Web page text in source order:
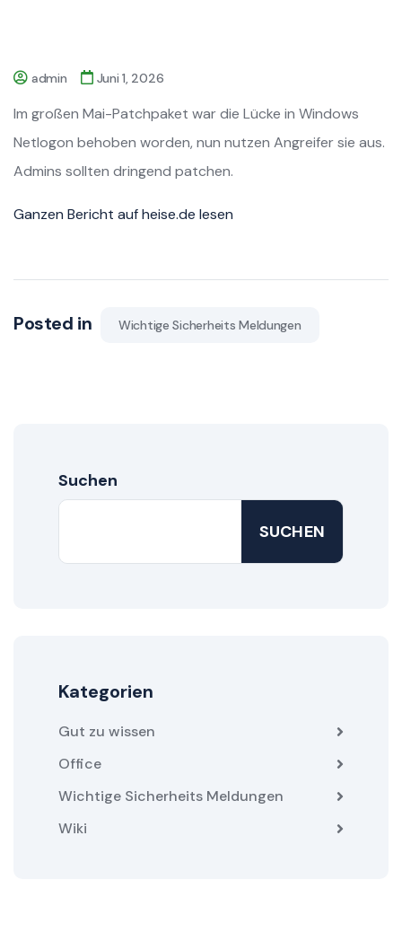
admin Juni 1, 2026
Im großen Mai-Patchpaket war die Lücke in Windows
Netlogon behoben worden, nun nutzen Angreifer sie aus.
Admins sollten dringend patchen.
Ganzen Bericht auf heise.de lesen
Posted in Wichtige Sicherheits Meldungen
Suchen
SUCHEN
Kategorien
Gut zu wissen
Office
Wichtige Sicherheits Meldungen
Wiki